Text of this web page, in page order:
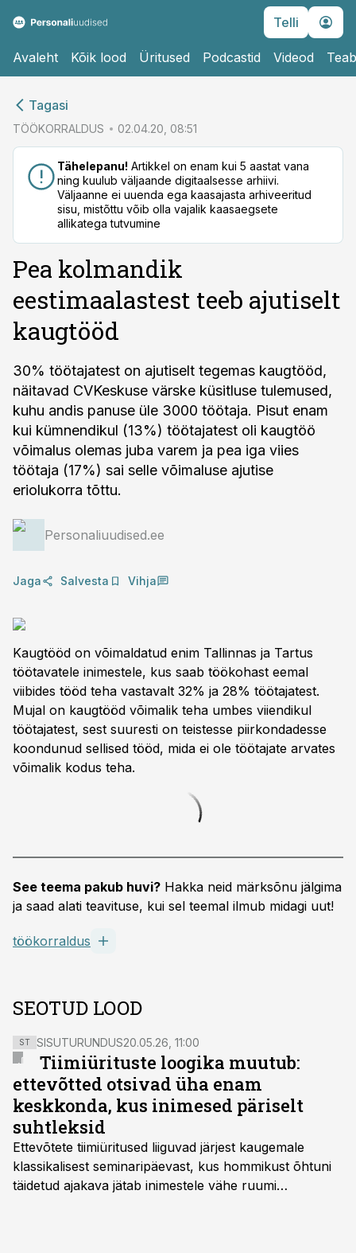
Telli
Avaleht Kõik lood Üritused Podcastid Videod
Tagasi
TÖÖKORRALDUS 02.04.20, 08:51
Tähelepanu! Artikkel on enam kui 5 aastat vana
ning kuulub väljaande digitaalsesse arhiivi.
Väljaanne ei uuenda ega kaasajasta arhiveeritud
sisu, mistõttu võib olla vajalik kaasaegsete
allikatega tutvumine
Pea kolmandik
eestimaalastest teeb ajutiselt
kaugtööd
30% töötajatest on ajutiselt tegemas kaugtööd,
näitavad CVKeskuse värske küsitluse tulemused,
kuhu andis panuse üle 3000 töötaja. Pisut enam
kui kümnendikul (13%) töötajatest oli kaugtöö
võimalus olemas juba varem ja pea iga viies
töötaja (17%) sai selle võimaluse ajutise
eriolukorra tõttu.
Personaliuudised.ee
Jaga Salvesta Vihja
Kaugtööd on võimaldatud enim Tallinnas ja Tartus
töötavatele inimestele, kus saab töökohast eemal
viibides tööd teha vastavalt 32% ja 28% töötajatest.
Mujal on kaugtööd võimalik teha umbes viiendikul
töötajatest, sest suuresti on teistesse piirkondadesse
koondunud sellised tööd, mida ei ole töötajate arvates
võimalik kodus teha.
See teema pakub huvi? Hakka neid märksõnu jälgima
ja saad alati teavituse, kui sel teemal ilmub midagi uut!
töökorraldus
SEOTUD LOOD
ST SISUTURUNDUS20.05.26, 11:00
Tiimiürituste loogika muutub:
ettevõtted otsivad üha enam
keskkonda, kus inimesed päriselt
suhtleksid
Ettevõtete tiimiüritused liiguvad järjest kaugemale
klassikalisest seminaripäevast, kus hommikust õhtuni
täidetud ajakava jätab inimestele vähe ruumi